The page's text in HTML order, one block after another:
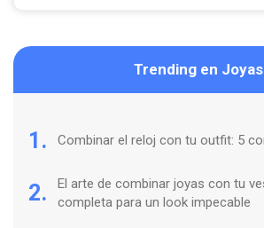
Trending en Joyas
1. Combinar el reloj con tu outfit: 5
2.
El arte de combinar joyas con tu
completa para un look impecable